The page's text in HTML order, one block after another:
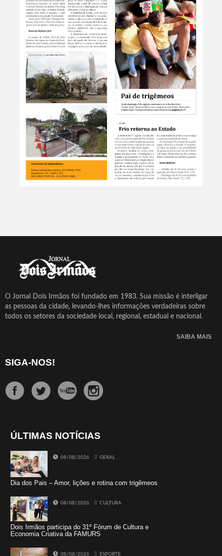
O Jornal Dois Irmãos foi fundado em 1983. Sua missão é interligar
as pessoas da cidade, levando-lhes informações verdadeiras sobre
todos os setores da sociedade local, regional, estadual e nacional.
SAIBA MAIS
SIGA-NOS!
ÚLTIMAS NOTÍCIAS
08/08/2026 GERAL
Dia dos Pais – Amor, lições e rotina com trigêmeos
08/08/2026 CULTURA
Dois Irmãos participa do 31º Fórum de Cultura e
Economia Criativa da FAMURS
08/08/2026 ESPORTE